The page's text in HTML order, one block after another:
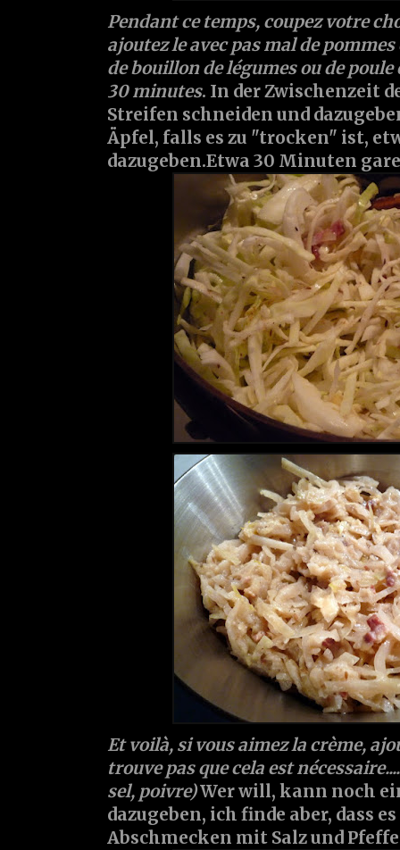
Pendant ce temps, coupez votre
ajoutez le avec pas mal de pommes
de bouillon de légumes ou de
30 minutes. In der Zwischenzeit
Streifen schneiden und
Äpfel, falls es zu "trocken" ist,
dazugeben.Etwa 30 Minuten
Et voilà, si vous aimez la crème,
trouve pas que cela est
sel, poivre)Wer will, kann noch
dazugeben, ich finde aber, dass
Abschmecken mit Salz und